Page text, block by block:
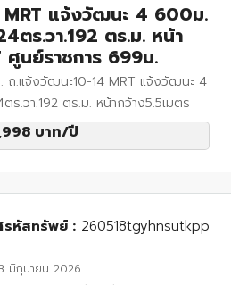
แจ้งวัฒนะ 4 600ม.
ตร.วา.192 ตร.ม. หน้า
ศูนย์ราชการ 699ม.
ถ.แจ้งวัฒนะ10-14 MRT แจ้งวัฒนะ 4
.วา.192 ตร.ม. หน้ากว้าง5.5เมตร
บาท/ปี
รหัสทรัพย์ : 260518tgyhnsutkpp
มิถุนายน 2026